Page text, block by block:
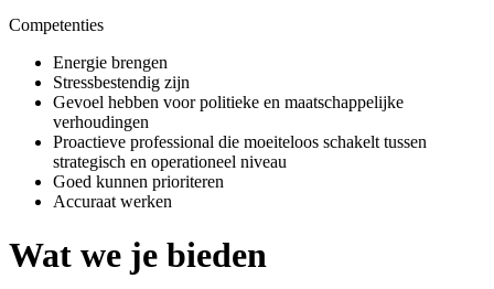
Competenties
Energie brengen
Stressbestendig zijn
Gevoel hebben voor politieke en maatschappelijke
verhoudingen
Proactieve professional die moeiteloos schakelt tussen
strategisch en operationeel niveau
Goed kunnen prioriteren
Accuraat werken
Wat we je bieden